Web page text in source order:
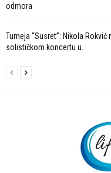
odmora
Turneja “Susret”: Nikola
solističkom koncertu u...